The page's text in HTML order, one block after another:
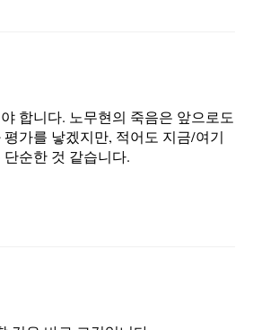
합니다. 노무현의 죽음은 앞으로도
가를 낳겠지만, 적어도 지금/여기
순한 것 같습니다.